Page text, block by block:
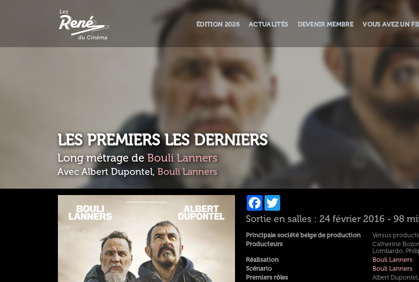
ÉDITION 2026 ACTUALITÉS DEVENIR MEMBRE VOUS AVEZ UN
LES PREMIERS LES DERNIERS
Long métrage de Bouli Lanners
Avec Albert Dupontel, Bouli Lanners
Facebook
Sortie en salles : 24 février 2016 - 98
Principale société belge de production
Versus
Producteurs
Catherine
Lombardo,
Réalisation
Bouli Lanners
Scénario
Bouli Lanners
Premiers rôles
Albert Dupontel,